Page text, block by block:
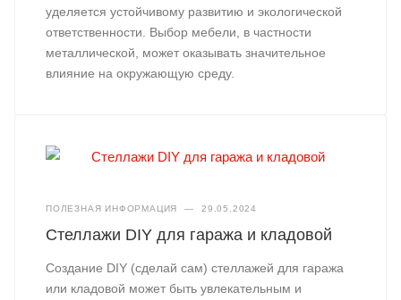
уделяется устойчивому развитию и экологической
ответственности. Выбор мебели, в частности
металлической, может оказывать значительное
влияние на окружающую среду.
ПОЛЕЗНАЯ ИНФОРМАЦИЯ — 29.05.2024
Стеллажи DIY для гаража и кладовой
Создание DIY (сделай сам) стеллажей для гаража
или кладовой может быть увлекательным и